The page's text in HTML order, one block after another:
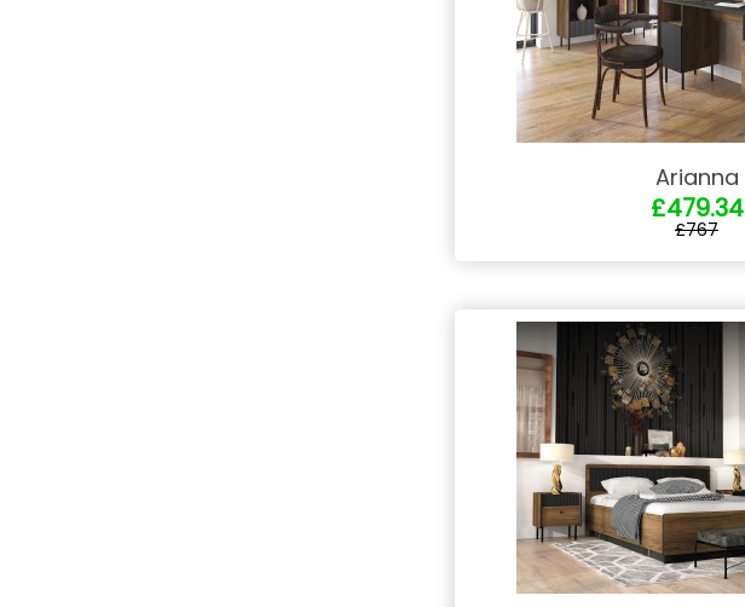
Arianna
£479.34
£767